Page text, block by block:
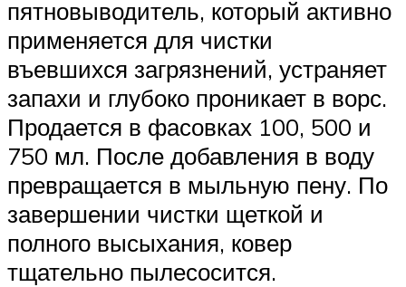
пятновыводитель, который активно
применяется для чистки
въевшихся загрязнений, устраняет
запахи и глубоко проникает в ворс.
Продается в фасовках 100, 500 и
750 мл. После добавления в воду
превращается в мыльную пену. По
завершении чистки щеткой и
полного высыхания, ковер
тщательно пылесосится.